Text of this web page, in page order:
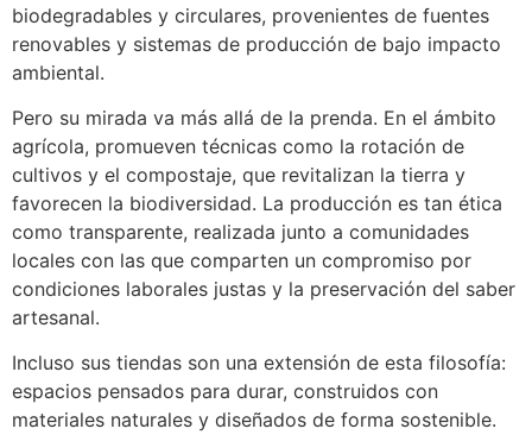
biodegradables y circulares, provenientes de fuentes
renovables y sistemas de producción de bajo impacto
ambiental.
Pero su mirada va más allá de la prenda. En el ámbito
agrícola, promueven técnicas como la rotación de
cultivos y el compostaje, que revitalizan la tierra y
favorecen la biodiversidad. La producción es tan ética
como transparente, realizada junto a comunidades
locales con las que comparten un compromiso por
condiciones laborales justas y la preservación del saber
artesanal.
Incluso sus tiendas son una extensión de esta filosofía:
espacios pensados para durar, construidos con
materiales naturales y diseñados de forma sostenible.